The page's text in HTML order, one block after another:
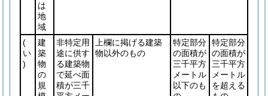
は
地
域
(
い
)
建
築
物
の
規
非特定用
途に供す
る建築物
で延べ面
積が三千
上欄に掲げる建築
物以外のもの
特定部分
の面積が
三千平方
メートル
以下のも
特定部分
の面積が
三千平方
メートル
を超える